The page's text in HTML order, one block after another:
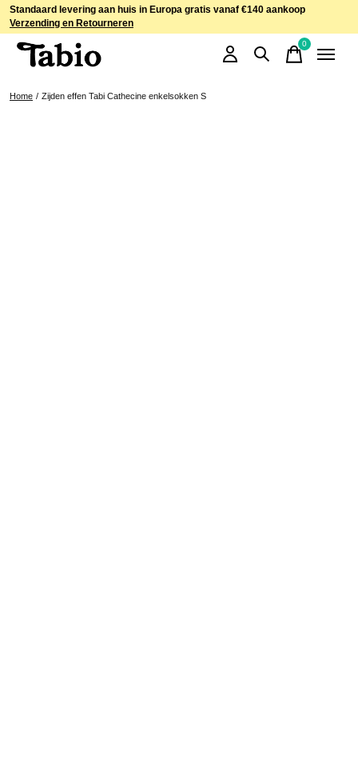
Standaard levering aan huis in Europa gratis vanaf €140 aankoop
Verzending en Retourneren
0items
Home / Zijden effen Tabi Cathecine enkelsokken S